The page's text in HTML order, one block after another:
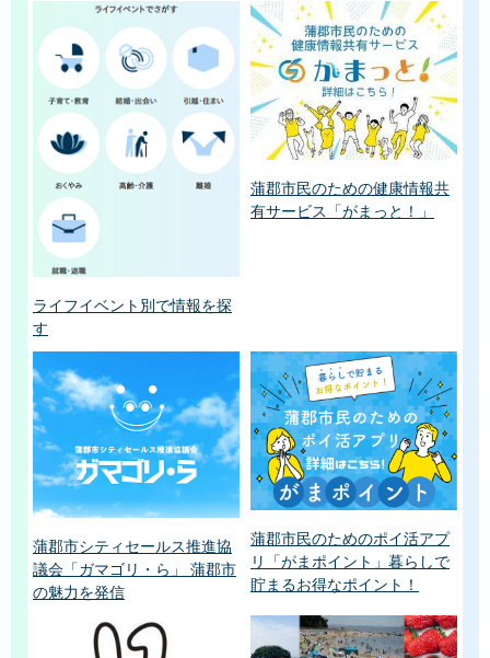
ライフイベント別で情報を探
す
蒲郡市民のための健康情報共
有サービス「がまっと！」
蒲郡市シティセールス推進協
議会「ガマゴリ・ら」 蒲郡市
の魅力を発信
蒲郡市民のためのポイ活アプ
リ「がまポイント」暮らしで
貯まるお得なポイント！